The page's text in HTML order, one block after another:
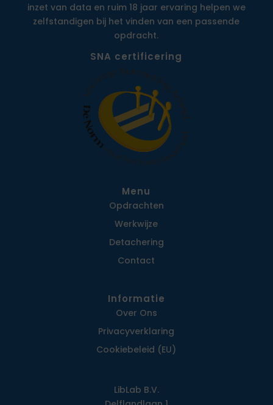
inzet van data en ruim 18 jaar ervaring helpen we
zelfstandigen bij het vinden van een passende
opdracht.
SNA certificering
Menu
Opdrachten
Werkwijze
Detachering
Contact
Informatie
Over Ons
Privacy­verklaring
Cookiebeleid (EU)
LibLab B.V.